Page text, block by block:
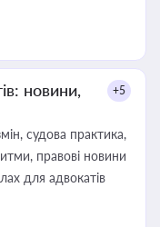
новини,
+5
судова практика,
правові новини
для адвокатів